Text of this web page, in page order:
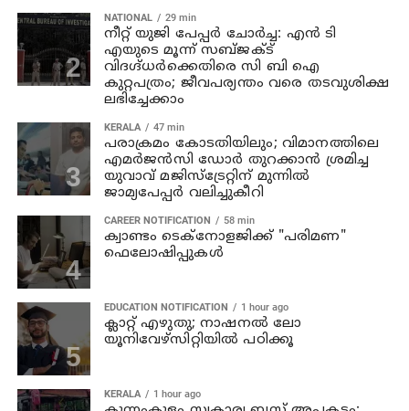
NATIONAL 29 min
നീറ്റ് യുജി പേപ്പർ ചോർച്ച: എൻ ടി
എയുടെ മൂന്ന് സബ്ജക്ട്
വിദഗ്ദ്ധർക്കെതിരെ സി ബി ഐ
കുറ്റപത്രം; ജീവപര്യന്തം വരെ തടവുശിക്ഷ
ലഭിച്ചേക്കാം
KERALA 47 min
പരാക്രമം കോടതിയിലും; വിമാനത്തിലെ
എമര്‍ജന്‍സി ഡോര്‍ തുറക്കാന്‍ ശ്രമിച്ച
യുവാവ് മജിസ്ട്രേറ്റിന് മുന്നില്‍
ജാമ്യപേപ്പര്‍ വലിച്ചുകീറി
CAREER NOTIFICATION 58 min
ക്വാണ്ടം ടെക്‌നോളജിക്ക് "പരിമണ"
ഫെലോഷിപ്പുകൾ
EDUCATION NOTIFICATION 1 hour ago
ക്ലാറ്റ് എഴുതു; നാഷനൽ ലോ
യൂനിവേഴ്‌സിറ്റിയിൽ പഠിക്കൂ
KERALA 1 hour ago